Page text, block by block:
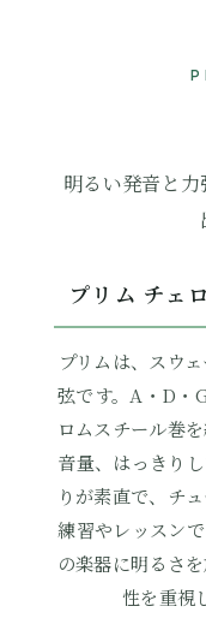
明るい発音と
プリム チェ
プリムは、スウ
弦です。A・D・
ロムスチール巻
音量、はっきり
りが素直で、チ
練習やレッスン
の楽器に明るさ
性を重視